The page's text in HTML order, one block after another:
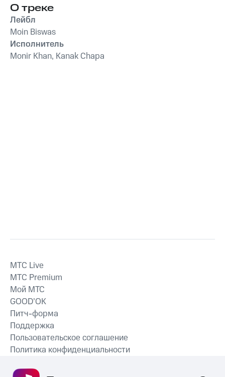
О треке
Лейбл
Moin Biswas
Исполнитель
Monir Khan, Kanak Chapa
MTС Live
MTС Premium
Мой МТС
GOOD’OK
Питч-форма
Поддержка
Пользовательское соглашение
Политика конфиденциальности